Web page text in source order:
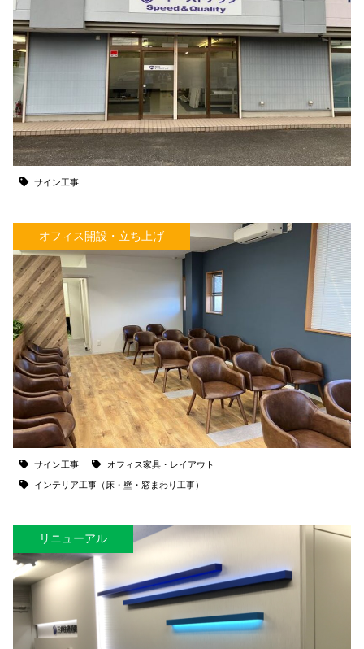
サイン工事
オフィス開設・立ち上げ
サイン工事 オフィス家具・レイアウト
インテリア工事（床・壁・窓まわり工事）
リニューアル